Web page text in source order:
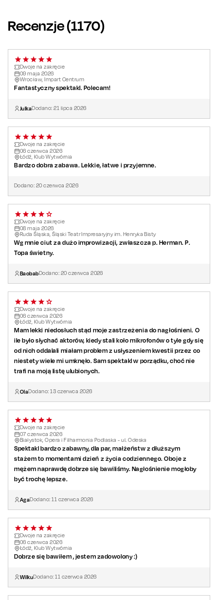
Recenzje (1170)
Dwoje na zakręcie
09 maja 2026
Wrocław, Impart Centrum
Fantastyczny spektakl. Polecam!
JulkaDodano:21 lipca 2026
Dwoje na zakręcie
06 czerwca 2026
Łódź, Klub Wytwórnia
Bardzo dobra zabawa. Lekkie, łatwe i przyjemne.
Dodano: 20czerwca 2026
Dwoje na zakręcie
08 maja 2026
Ruda Śląska, Śląski Teatr Impresaryjny im. Henryka Bisty
Wg mnie ciut za dużo improwizacji, zwłaszcza p. Herman. P.
Topa świetny.
BaobabDodano: 20czerwca 2026
Dwoje na zakręcie
06 czerwca 2026
Łódź, Klub Wytwórnia
Mam lekki niedosłuch stąd moje zastrzeżenia do nagłośnieni. O
ile było słychać aktorów, kiedy stali koło mikrofonów o tyle gdy się
od nich oddalali miałam problem z usłyszeniem kwestii przez co
niestety wiele mi umknęło. Sam spektakl w porządku, choć nie
trafi na moją listę ulubionych.
OlaDodano:13 czerwca 2026
Dwoje na zakręcie
07 czerwca 2026
Białystok, Opera i Filharmonia Podlaska - ul. Odeska
Spektakl bardzo zabawny, dla par, małżeństw z dłuższym
stażem to momentami dzień z życia codziennego. Oboje z
mężem naprawdę dobrze się bawiliśmy. Nagłośnienie mogłoby
być trochę lepsze.
AgaDodano:11 czerwca 2026
Dwoje na zakręcie
06 czerwca 2026
Łódź, Klub Wytwórnia
Dobrze się bawiłem , jestem zadowolony :)
WilkuDodano:11 czerwca 2026